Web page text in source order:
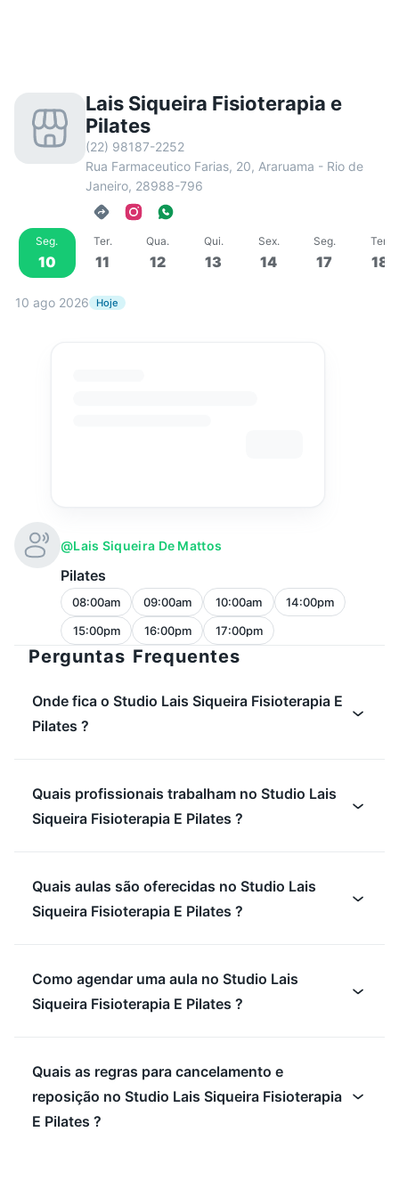
Lais Siqueira Fisioterapia e
Pilates
(22) 98187-2252
Rua Farmaceutico Farias, 20, Araruama - Rio de
Janeiro, 28988-796
Seg.
10
Ter.
11
Qua.
12
Qui.
13
Sex.
14
Seg.
17
Ter
18
10 ago 2026 Hoje
@lais Siqueira De Mattos
Pilates
08:00am 09:00am 10:00am
14:00pm
15:00pm
16:00pm 17:00pm
Perguntas Frequentes
Onde fica o Studio Lais Siqueira Fisioterapia E
Pilates ?
Quais profissionais trabalham no Studio Lais
Siqueira Fisioterapia E Pilates ?
Quais aulas são oferecidas no Studio Lais
Siqueira Fisioterapia E Pilates ?
Como agendar uma aula no Studio Lais
Siqueira Fisioterapia E Pilates ?
Quais as regras para cancelamento e
reposição no Studio Lais Siqueira Fisioterapia
E Pilates ?